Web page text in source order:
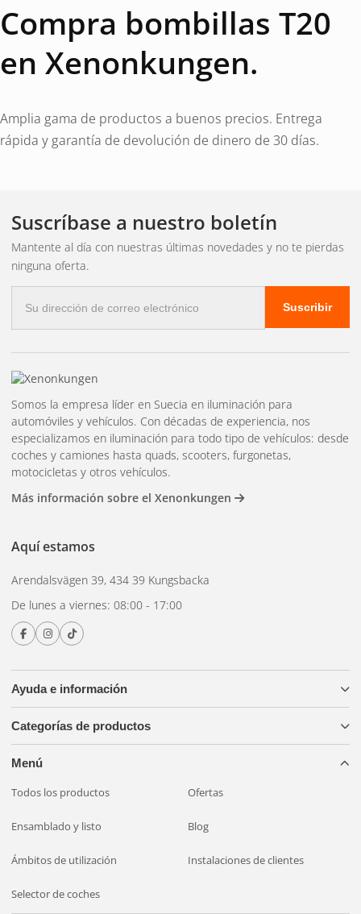
Compra bombillas T20
en Xenonkungen.
Amplia gama de productos a buenos precios. Entrega
rápida y garantía de devolución de dinero de 30 días.
Suscríbase a nuestro boletín
Mantente al día con nuestras últimas novedades y no te pierdas
ninguna oferta.
electrónico
Suscribir
Ayuda e información
Categorías de productos
Menú
Todos los productos Ofertas
Ensamblado y listo Blog
Ámbitos de utilización Instalaciones de clientes
Selector de coches
Somos la empresa líder en Suecia en iluminación para
automóviles y vehículos. Con décadas de experiencia, nos
especializamos en iluminación para todo tipo de vehículos: desde
coches y camiones hasta quads, scooters, furgonetas,
motocicletas y otros vehículos.
Más información sobre el Xenonkungen
Aquí estamos
Arendalsvägen 39, 434 39 Kungsbacka
De lunes a viernes: 08:00 - 17:00